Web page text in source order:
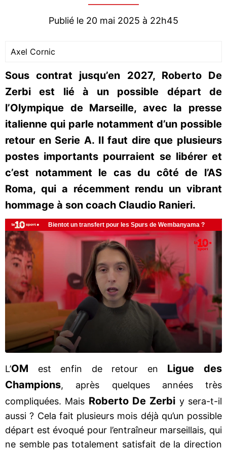
Publié le 20 mai 2025 à 22h45
Axel Cornic
Sous contrat jusqu’en 2027, Roberto De
Zerbi est lié à un possible départ de
l’Olympique de Marseille, avec la presse
italienne qui parle notamment d’un possible
retour en Serie A. Il faut dire que plusieurs
postes importants pourraient se libérer et
c’est notamment le cas du côté de l’AS
Roma, qui a récemment rendu un vibrant
hommage à son coach Claudio Ranieri.
L’OM est enfin de retour en Ligue des
Champions, après quelques années très
compliquées. Mais Roberto De Zerbi y sera-t-il
aussi ? Cela fait plusieurs mois déjà qu’un possible
départ est évoqué pour l’entraîneur marseillais, qui
ne semble pas totalement satisfait de la direction